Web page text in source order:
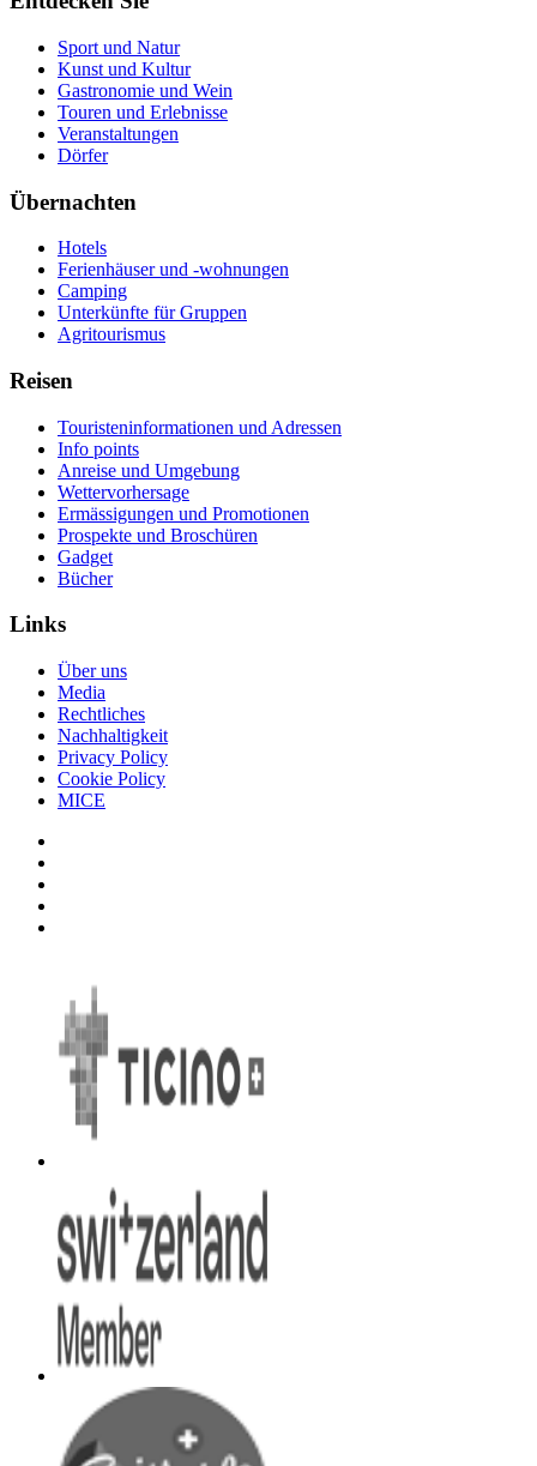
Sport und Natur
Kunst und Kultur
Gastronomie und Wein
Touren und Erlebnisse
Veranstaltungen
Dörfer
Übernachten
Hotels
Ferienhäuser und -wohnungen
Camping
Unterkünfte für Gruppen
Agritourismus
Reisen
Touristeninformationen und Adressen
Info points
Anreise und Umgebung
Wettervorhersage
Ermässigungen und Promotionen
Prospekte und Broschüren
Gadget
Bücher
Links
Über uns
Media
Rechtliches
Nachhaltigkeit
Privacy Policy
Cookie Policy
MICE